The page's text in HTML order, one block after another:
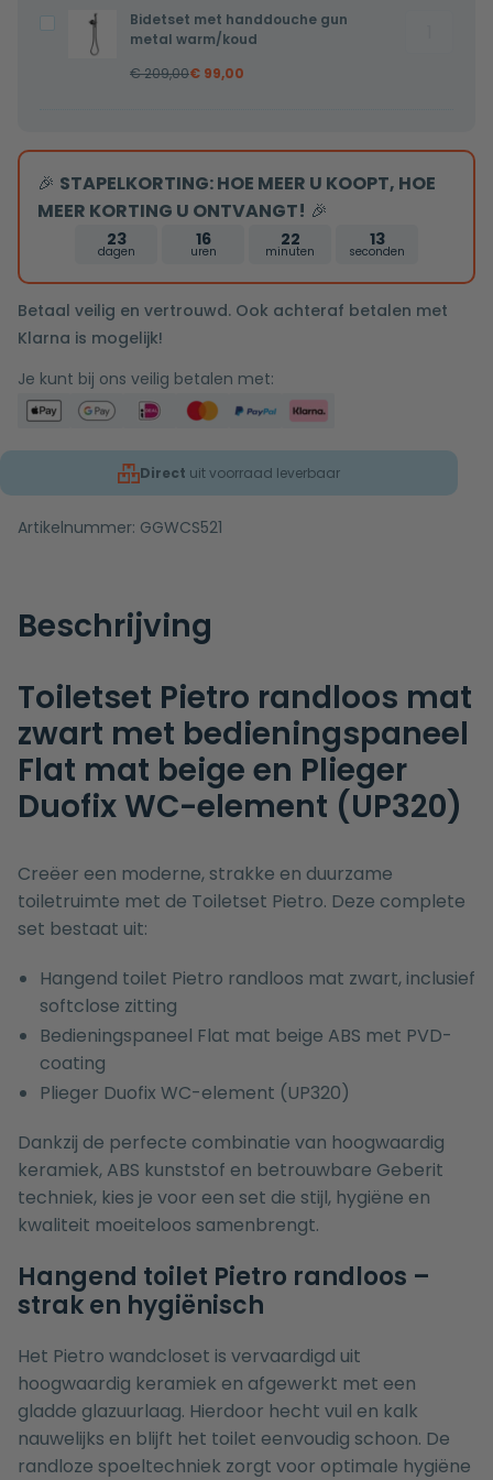
metal
koud
Bidetset
met
handdouche
Bidetset met handdouche gun
metal warm/koud
warm/
aantal
€209,00€ 99,00
🎉 STAPELKORTING: HOE MEER U KOOPT, HOE
MEER KORTING U ONTVANGT! 🎉
23
dagen
16
uren
22
minuten
13
seconden
Betaal veilig en vertrouwd. Ook achteraf betalen met
Klarna is mogelijk!
Je kunt bij ons veilig betalen met:
Direct uit voorraad leverbaar
Artikelnummer: GGWCS521
Beschrijving
Toiletset Pietro randloos mat
zwart met bedieningspaneel
Flat mat beige en Plieger
Duofix WC-element (UP320)
Creëer een moderne, strakke en duurzame
toiletruimte met de Toiletset Pietro. Deze complete
set bestaat uit:
Hangend toilet Pietro randloos mat zwart, inclusief
softclose zitting
Bedieningspaneel Flat mat beige ABS met PVD-
coating
Plieger Duofix WC-element (UP320)
Dankzij de perfecte combinatie van hoogwaardig
keramiek, ABS kunststof en betrouwbare Geberit
techniek, kies je voor een set die stijl, hygiëne en
kwaliteit moeiteloos samenbrengt.
Hangend toilet Pietro randloos –
strak en hygiënisch
Het Pietro wandcloset is vervaardigd uit
hoogwaardig keramiek en afgewerkt met een
gladde glazuurlaag. Hierdoor hecht vuil en kalk
nauwelijks en blijft het toilet eenvoudig schoon. De
randloze spoeltechniek zorgt voor optimale hygiëne